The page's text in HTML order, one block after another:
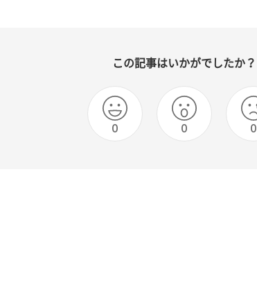
この記事はいかがでしたか？
0 0 0